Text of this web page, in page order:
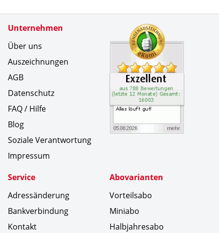
Unternehmen
Über uns
Auszeichnungen
AGB
Datenschutz
FAQ / Hilfe
Blog
Soziale Verantwortung
Impressum
Service
Adressänderung
Bankverbindung
Kontakt
Abovarianten
Vorteilsabo
Miniabo
Halbjahresabo
Zertifikate